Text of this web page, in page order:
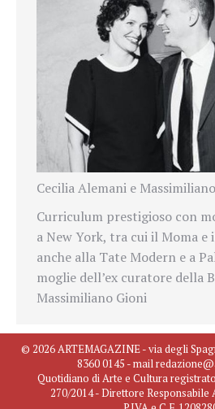
Cecilia Alemani e
Curriculum prestigioso con
a New York, tra cui il Moma e
anche alla Tate Modern e a
moglie dell’ex curatore della
Massimiliano Gioni
© 2026 ARTEMAGAZINE - via degli
8360 0145 - mail
Quotidiano di Arte e Cultura
270/2014 - Direttore Responsabile